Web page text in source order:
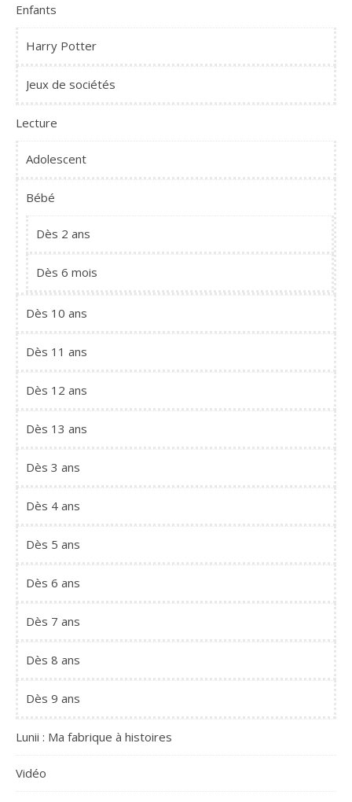
Enfants
Harry Potter
Jeux de sociétés
Lecture
Adolescent
Bébé
Dès 2 ans
Dès 6 mois
Dès 10 ans
Dès 11 ans
Dès 12 ans
Dès 13 ans
Dès 3 ans
Dès 4 ans
Dès 5 ans
Dès 6 ans
Dès 7 ans
Dès 8 ans
Dès 9 ans
Lunii : Ma fabrique à histoires
Vidéo